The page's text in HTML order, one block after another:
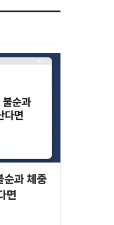
순과 체중
면